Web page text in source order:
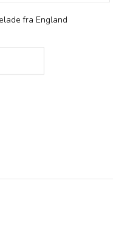
fra England